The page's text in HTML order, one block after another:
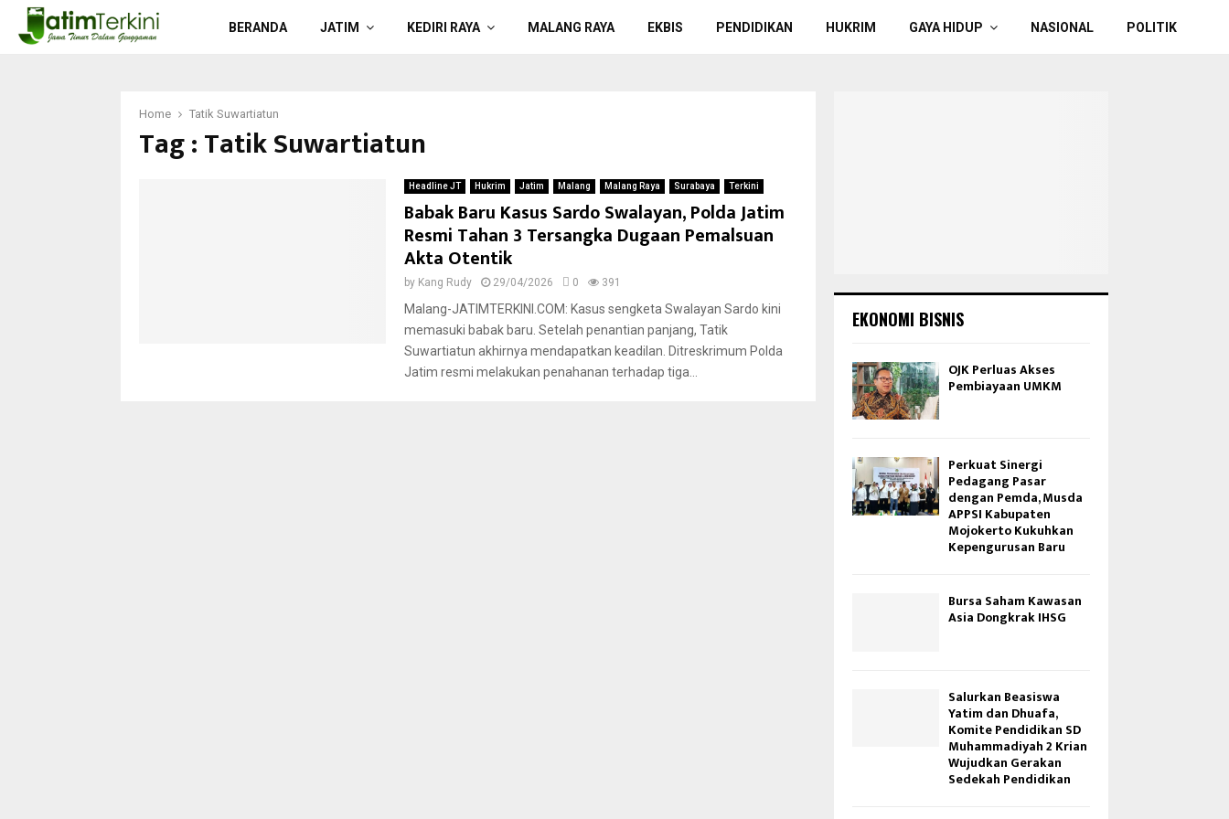
BERANDA JATIM KEDIRI RAYA MALANG RAYA EKBIS PENDIDIKAN HUKRIM GAYA HIDUP NASIONAL POLITIK
Home Tatik Suwartiatun
Tag : Tatik Suwartiatun
Headline JT Hukrim Jatim Malang Malang Raya Surabaya Terkini
Babak Baru Kasus Sardo Swalayan, Polda Jatim
Resmi Tahan 3 Tersangka Dugaan Pemalsuan
Akta Otentik
by Kang Rudy 29/04/2026 0 391
Malang-JATIMTERKINI.COM: Kasus sengketa Swalayan Sardo kini
memasuki babak baru. Setelah penantian panjang, Tatik
Suwartiatun akhirnya mendapatkan keadilan. Ditreskrimum Polda
Jatim resmi melakukan penahanan terhadap tiga...
EKONOMI BISNIS
OJK Perluas Akses
Pembiayaan UMKM
Perkuat Sinergi
Pedagang Pasar
dengan Pemda, Musda
APPSI Kabupaten
Mojokerto Kukuhkan
Kepengurusan Baru
Bursa Saham Kawasan
Asia Dongkrak IHSG
Salurkan Beasiswa
Yatim dan Dhuafa,
Komite Pendidikan SD
Muhammadiyah 2 Krian
Wujudkan Gerakan
Sedekah Pendidikan